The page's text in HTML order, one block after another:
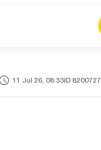
11 Jul 26, 08:33ID 8200727